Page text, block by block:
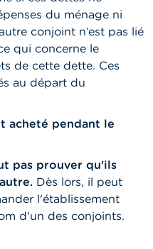
du ménage ni
conjoint n’est pas lié
qui concerne le
de cette dette. Ces
au départ du
acheté pendant le
pas prouver qu'ils
Dès lors, il peut
l'établissement
d'un des conjoints.